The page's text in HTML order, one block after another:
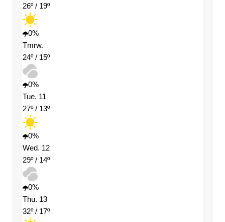
26º / 19º
0%
Tmrw.
24º / 15º
0%
Tue. 11
27º / 13º
0%
Wed. 12
29º / 14º
0%
Thu. 13
32º / 17º